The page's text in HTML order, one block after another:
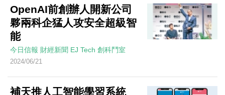
OpenAI前創辦人開新公司
夥兩科企猛人攻安全超級智
能
今日信報 財經新聞 EJ Tech 創科鬥室
2024/06/21
補天推人工智能學習系統